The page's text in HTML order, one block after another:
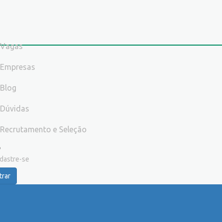
Vagas
Empresas
Blog
Dúvidas
Recrutamento e Seleção
se